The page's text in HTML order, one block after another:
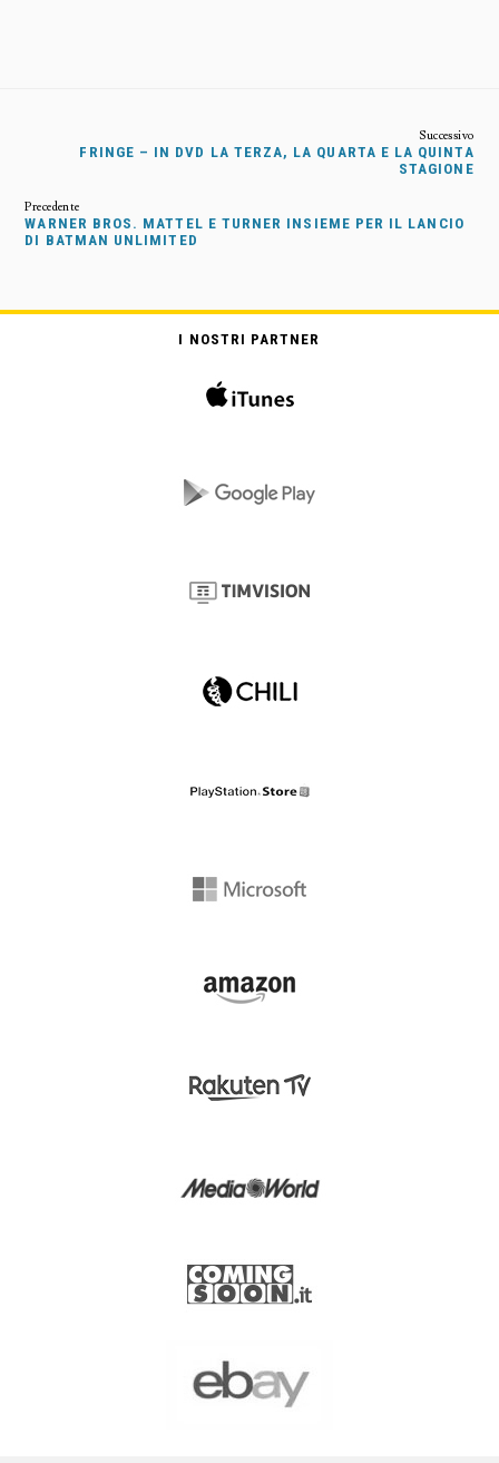
FRINGE – IN DVD LA TERZA, LA QUARTA E LA QUINTA
STAGIONE
WARNER BROS. MATTEL E TURNER INSIEME PER IL LANCIO
DI BATMAN UNLIMITED
I NOSTRI PARTNER